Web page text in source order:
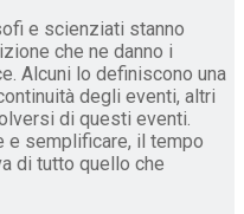
e scienziati stanno
che ne danno i
Alcuni lo definiscono una
degli eventi, altri
di questi eventi.
e semplificare, il tempo
di tutto quello che